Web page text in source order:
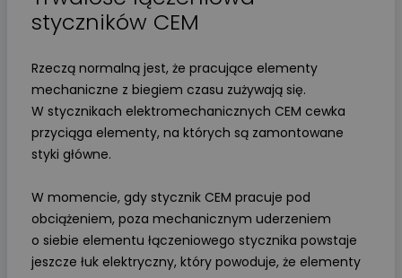
styczników CEM
Rzeczą normalną jest, że pracujące elementy
mechaniczne z biegiem czasu zużywają się.
W stycznikach elektromechanicznych CEM cewka
przyciąga elementy, na których są zamontowane
styki główne.
W momencie, gdy stycznik CEM pracuje pod
obciążeniem, poza mechanicznym uderzeniem
o siebie elementu łączeniowego stycznika powstaje
jeszcze łuk elektryczny, który powoduje, że elementy